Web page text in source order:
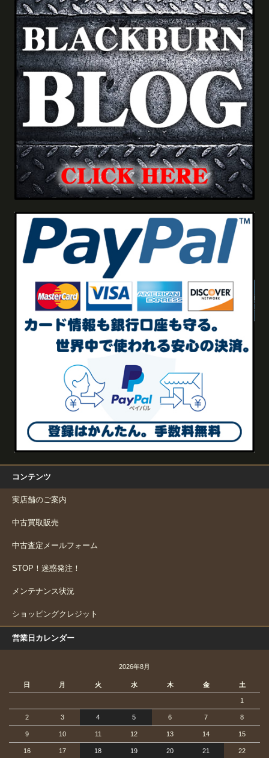
コンテンツ
実店舗のご案内
中古買取販売
中古査定メールフォーム
STOP！迷惑発注！
メンテナンス状況
ショッピングクレジット
営業日カレンダー
2026年8月
日 月 火 水 木 金 土
1
2 3 4 5 6 7 8
9 10 11 12 13 14 15
16 17 18 19 20 21 22